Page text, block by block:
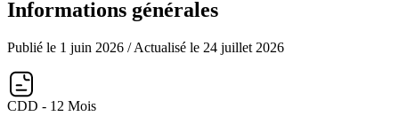
Informations générales
Publié le 1 juin 2026 / Actualisé le 24 juillet 2026
CDD - 12 Mois